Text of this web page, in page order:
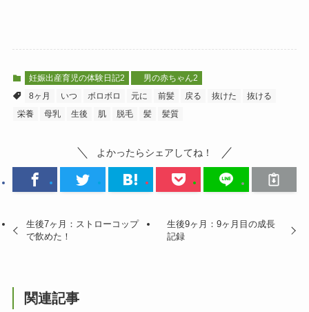
妊娠出産育児の体験日記2
男の赤ちゃん2
8ヶ月
いつ ボロボロ 元に 前髪 戻る 抜けた
抜ける
栄養
母乳 生後 肌 脱毛 髪 髪質
よかったらシェアしてね！
生後7ヶ月：ストローコップ
で飲めた！
生後9ヶ月：9ヶ月目の成長
記録
関連記事